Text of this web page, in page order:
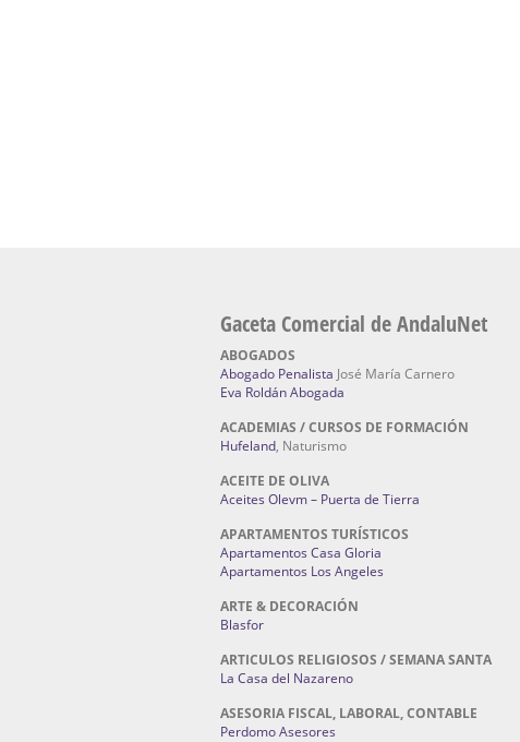
Gaceta Comercial de AndaluNet
ABOGADOS
Abogado Penalista José María Carnero
Eva Roldán Abogada
ACADEMIAS / CURSOS DE FORMACIÓN
Hufeland, Naturismo
ACEITE DE OLIVA
Aceites Olevm – Puerta de Tierra
APARTAMENTOS TURÍSTICOS
Apartamentos Casa Gloria
Apartamentos Los Angeles
ARTE & DECORACIÓN
Blasfor
ARTICULOS RELIGIOSOS / SEMANA SANTA
La Casa del Nazareno
ASESORIA FISCAL, LABORAL, CONTABLE
Perdomo Asesores